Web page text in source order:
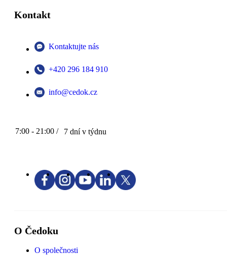
Kontakt
Kontaktujte nás
+420 296 184 910
info@cedok.cz
7:00 - 21:00 / 7 dní v týdnu
O Čedoku
O společnosti